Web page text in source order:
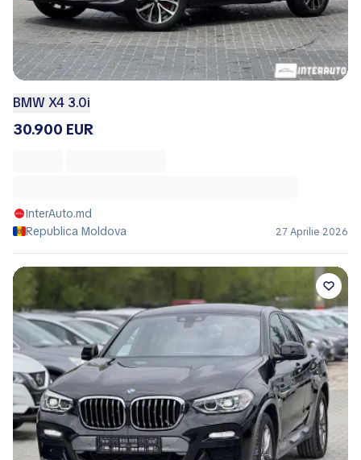
BMW X4 3.0i
30.900 EUR
InterAuto.md
Republica Moldova
27 Aprilie 2026